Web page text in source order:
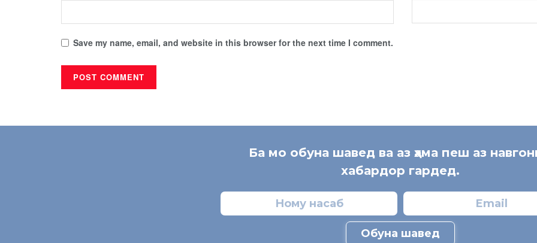
Save my name, email, and website in this browser for the next time I comment.
Ба мо обуна шавед ва аз ҳама пеш аз
хабардор гардед.
Обуна шавед